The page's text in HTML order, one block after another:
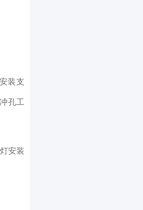
装支
孔工
安装